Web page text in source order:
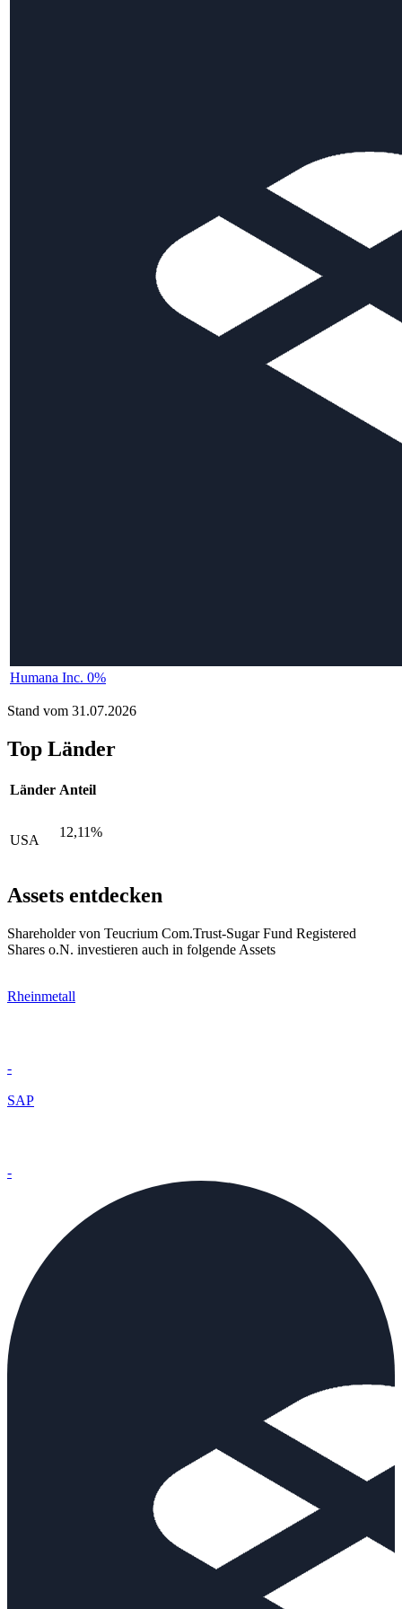
Humana Inc. 0%
Stand vom 31.07.2026
Top Länder
Länder Anteil
USA
12,11%
Assets entdecken
Shareholder von Teucrium Com.Trust-Sugar Fund Registered
Shares o.N. investieren auch in folgende Assets
Rheinmetall
-
SAP
-